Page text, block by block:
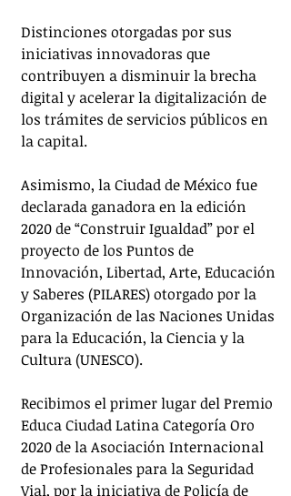
Distinciones otorgadas por sus
iniciativas innovadoras que
contribuyen a disminuir la brecha
digital y acelerar la digitalización de
los trámites de servicios públicos en
la capital.
Asimismo, la Ciudad de México fue
declarada ganadora en la edición
2020 de “Construir Igualdad” por el
proyecto de los Puntos de
Innovación, Libertad, Arte, Educación
y Saberes (PILARES) otorgado por la
Organización de las Naciones Unidas
para la Educación, la Ciencia y la
Cultura (UNESCO).
Recibimos el primer lugar del Premio
Educa Ciudad Latina Categoría Oro
2020 de la Asociación Internacional
de Profesionales para la Seguridad
Vial, por la iniciativa de Policía de